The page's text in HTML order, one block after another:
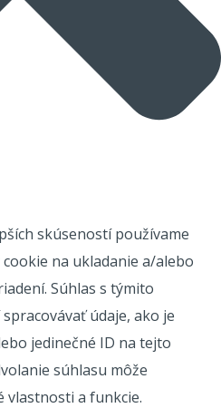
skúseností používame
na ukladanie a/alebo
Súhlas s týmito
údaje, ako je
jedinečné ID na tejto
súhlasu môže
a funkcie.